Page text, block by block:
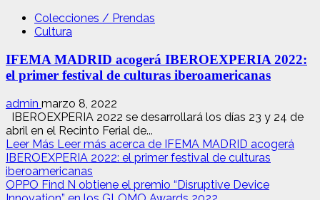
Colecciones / Prendas
Cultura
IFEMA MADRID acogerá IBEROEXPERIA 2022:
el primer festival de culturas iberoamericanas
admin marzo 8, 2022
IBEROEXPERIA 2022 se desarrollará los días 23 y 24 de
abril en el Recinto Ferial de...
Leer Más Leer más acerca de IFEMA MADRID acogerá
IBEROEXPERIA 2022: el primer festival de culturas
iberoamericanas
OPPO Find N obtiene el premio “Disruptive Device